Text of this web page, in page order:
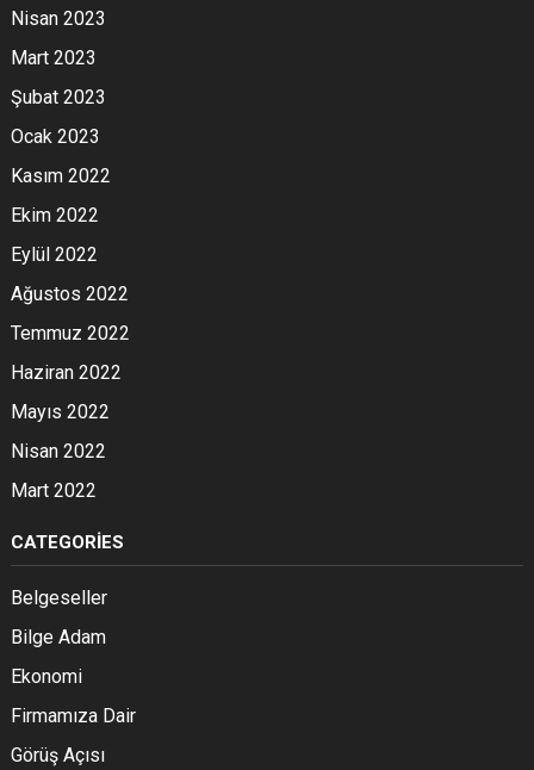
Nisan 2023
Mart 2023
Şubat 2023
Ocak 2023
Kasım 2022
Ekim 2022
Eylül 2022
Ağustos 2022
Temmuz 2022
Haziran 2022
Mayıs 2022
Nisan 2022
Mart 2022
CATEGORIES
Belgeseller
Bilge Adam
Ekonomi
Firmamıza Dair
Görüş Açısı